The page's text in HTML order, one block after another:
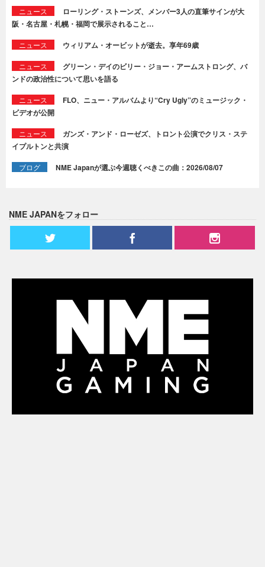
ニュース
ローリング・ストーンズ、メンバー3人の直筆サインが大
阪・名古屋・札幌・福岡で展示されること…
ニュース ウィリアム・オービットが逝去。享年69歳
ニュース
グリーン・デイのビリー・ジョー・アームストロング、バ
ンドの政治性について思いを語る
ニュース
FLO、ニュー・アルバムより“Cry Ugly”のミュージック・
ビデオが公開
ニュース
ガンズ・アンド・ローゼズ、トロント公演でクリス・ステ
イプルトンと共演
ブログ NME Japanが選ぶ今週聴くべきこの曲：2026/08/07
NME JAPANをフォロー